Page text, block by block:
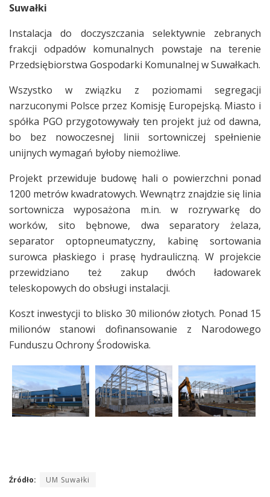
Suwałki
Instalacja do doczyszczania selektywnie zebranych
frakcji odpadów komunalnych powstaje na terenie
Przedsiębiorstwa Gospodarki Komunalnej w Suwałkach.
Wszystko w związku z poziomami segregacji
narzuconymi Polsce przez Komisję Europejską. Miasto i
spółka PGO przygotowywały ten projekt już od dawna,
bo bez nowoczesnej linii sortowniczej spełnienie
unijnych wymagań byłoby niemożliwe.
Projekt przewiduje budowę hali o powierzchni ponad
1200 metrów kwadratowych. Wewnątrz znajdzie się linia
sortownicza wyposażona m.in. w rozrywarkę do
worków, sito bębnowe, dwa separatory żelaza,
separator optopneumatyczny, kabinę sortowania
surowca płaskiego i prasę hydrauliczną. W projekcie
przewidziano też zakup dwóch ładowarek
teleskopowych do obsługi instalacji.
Koszt inwestycji to blisko 30 milionów złotych. Ponad 15
milionów stanowi dofinansowanie z Narodowego
Funduszu Ochrony Środowiska.
Źródło: UM Suwałki